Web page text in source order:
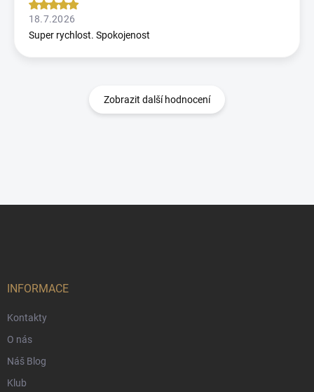
18.7.2026
Super rychlost. Spokojenost
Zobrazit další hodnocení
INFORMACE
Kontakty
O nás
Náš Blog
Klub